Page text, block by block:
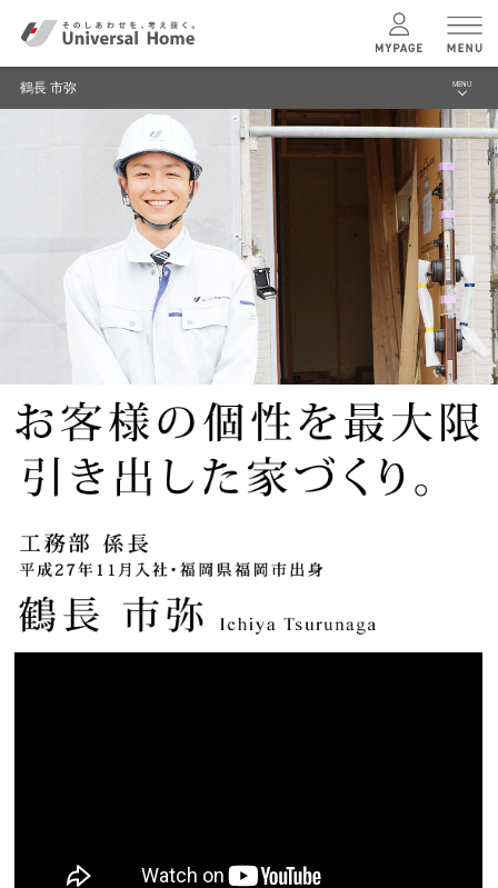
ユニバーサルホームの特長
コンセプトプラン
テクノロジー
建築実例
モデルハウス 検索・見学予約
シミュレーション
キャンペーン・
家づくりの知識
注文住宅のユニバーサルホーム 株式会社コスモス TOP スタッフ情報一覧
鶴長 市弥
鶴長 市弥 MENU
株式会社コスモス TOP
モデルハウス
建築実例 (お客様の声）
ニュース
トップメッセージ